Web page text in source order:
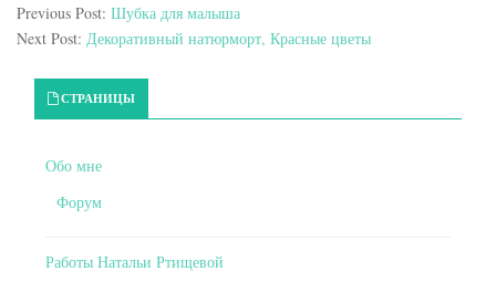
Previous Post: Шубка для малыша
Next Post: Декоративный натюрморт, Красные цветы
Primary Sidebar
СТРАНИЦЫ
Обо мне
Форум
Работы Натальи Ртищевой